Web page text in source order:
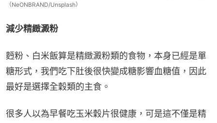
（NeONBRAND/Unsplash）
減少精緻澱粉
麪粉、白米飯算是精緻澱粉類的食物，本身已經是單
糖形式，我們吃下肚後很快變成糖影響血糖值，因此
最好是選擇全穀類的主食。
很多人以為早餐吃玉米穀片很健康，可是這不僅是精